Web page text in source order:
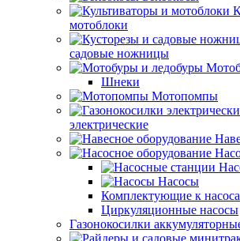
мотоблоки
садовые ножницы
Шнеки
Мотопомпы
электрические
Насосы
Комплектующие к
Циркуляционные насосы
Газонокосилки